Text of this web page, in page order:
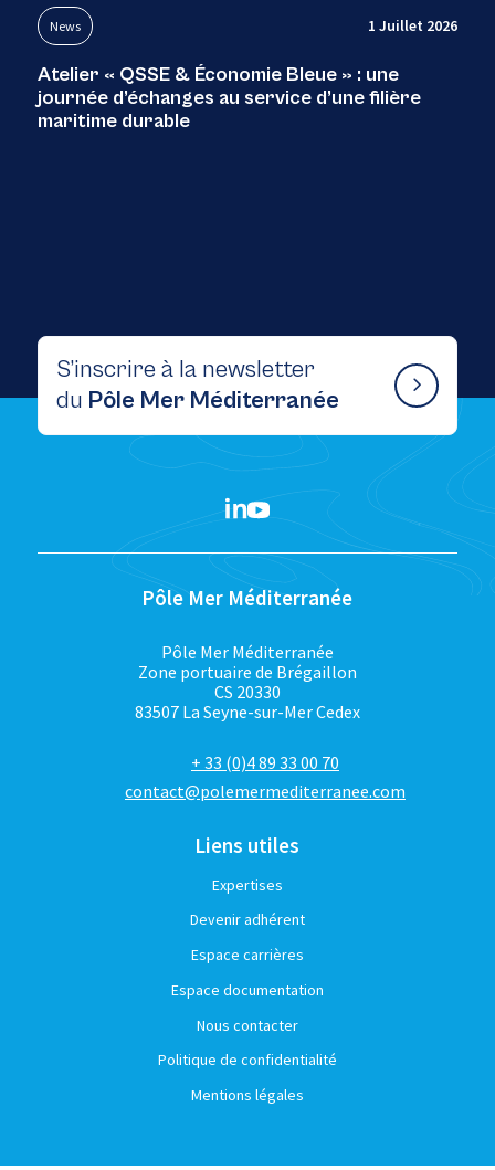
News 1 Juillet 2026
Atelier « QSSE & Économie Bleue » : une
journée d’échanges au service d’une filière
maritime durable
S’inscrire à la newsletter
du Pôle Mer Méditerranée
Pôle Mer Méditerranée
Pôle Mer Méditerranée
Zone portuaire de Brégaillon
CS 20330
83507 La Seyne-sur-Mer Cedex
+ 33 (0)4 89 33 00 70
contact@polemermediterranee.com
Liens utiles
Expertises
Devenir adhérent
Espace carrières
Espace documentation
Nous contacter
Politique de confidentialité
Mentions légales